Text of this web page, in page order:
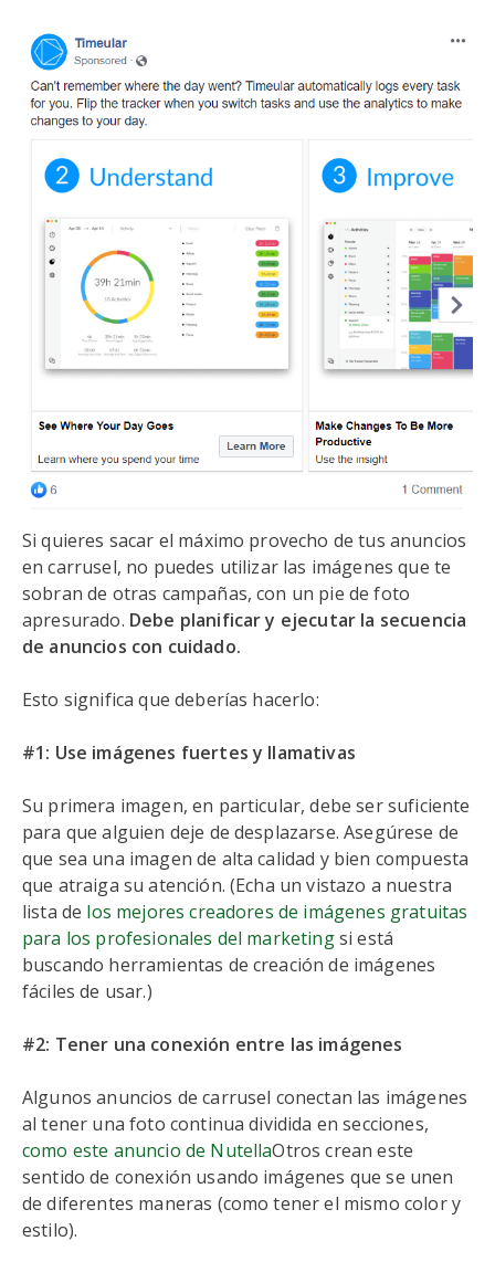
Si quieres sacar el máximo provecho de tus anuncios
en carrusel, no puedes utilizar las imágenes que te
sobran de otras campañas, con un pie de foto
apresurado. Debe planificar y ejecutar la secuencia
de anuncios con cuidado.
Esto significa que deberías hacerlo:
#1: Use imágenes fuertes y llamativas
Su primera imagen, en particular, debe ser suficiente
para que alguien deje de desplazarse. Asegúrese de
que sea una imagen de alta calidad y bien compuesta
que atraiga su atención. (Echa un vistazo a nuestra
lista de los mejores creadores de imágenes gratuitas
para los profesionales del marketingsi está
buscando herramientas de creación de imágenes
fáciles de usar.)
#2: Tener una conexión entre las imágenes
Algunos anuncios de carrusel conectan las imágenes
al tener una foto continua dividida en secciones,
como este anuncio de NutellaOtros crean este
sentido de conexión usando imágenes que se unen
de diferentes maneras (como tener el mismo color y
estilo).